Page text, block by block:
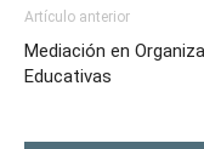
Artículo anterior
Mediación en
Educativas